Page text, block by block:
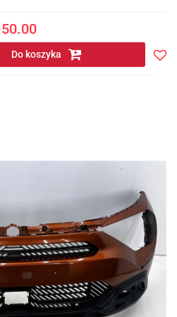
50.00
Do koszyka